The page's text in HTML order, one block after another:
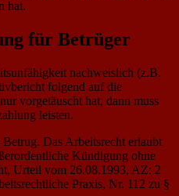
hat.
für Betrüger
nachweislich (z.B.
folgend auf die
vorgetäuscht hat, dann muss
leisten.
Das Arbeitsrecht erlaubt
Kündigung ohne
Urteil vom 26.08.1993, AZ: 2
Praxis, Nr. 112 zu §